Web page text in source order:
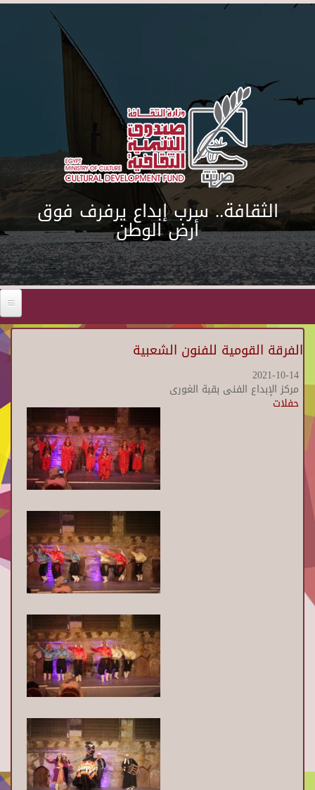
Skip to main content
الثقافة.. سرب إبداع يرفرف فوق
أرض الوطن
الفرقة القومية للفنون الشعبية
2021-10-14
مركز الإبداع الفنى بقبة الغورى
حفلات